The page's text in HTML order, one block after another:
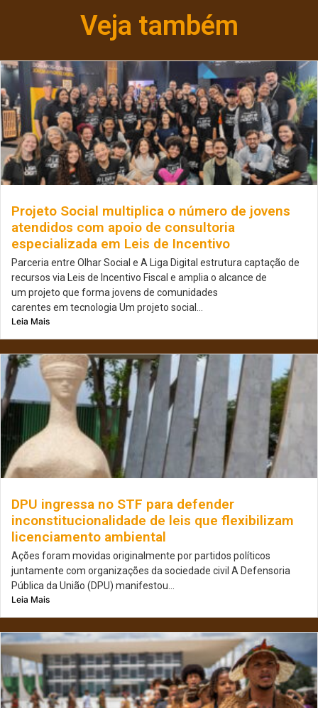
Veja também
Projeto Social multiplica o número de jovens
atendidos com apoio de consultoria
especializada em Leis de Incentivo
Parceria entre Olhar Social e A Liga Digital estrutura captação de
recursos via Leis de Incentivo Fiscal e amplia o alcance de
um projeto que forma jovens de comunidades
carentes em tecnologia Um projeto social...
Leia Mais
DPU ingressa no STF para defender
inconstitucionalidade de leis que flexibilizam
licenciamento ambiental
Ações foram movidas originalmente por partidos políticos
juntamente com organizações da sociedade civil A Defensoria
Pública da União (DPU) manifestou...
Leia Mais